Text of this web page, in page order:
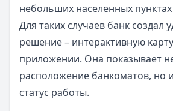
небольших населенных
Для таких случаев банк создал
решение – интерактивную
приложении. Она показывает
расположение банкоматов, но
статус работы.